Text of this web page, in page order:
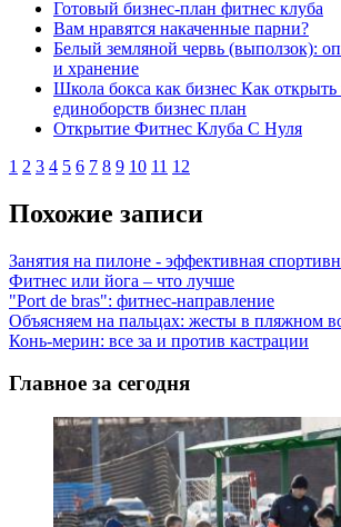
Готовый бизнес-план фитнес клуба
Вам нравятся накаченные парни?
Белый земляной червь (выползок):
и хранение
Школа бокса как бизнес Как
единоборств бизнес план
Открытие Фитнес Клуба С Нуля
1 2 3 4 5 6 7 8 9 10 11 12
Похожие записи
Занятия на пилоне - эффективная
Фитнес или йога – что лучше
"Port de bras": фитнес-направление
Объясняем на пальцах: жесты в пляжном
Конь-мерин: все за и против кастрации
Главное за сегодня